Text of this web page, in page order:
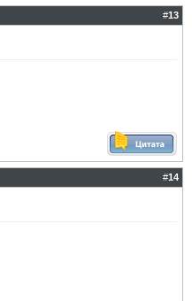
#13
#14